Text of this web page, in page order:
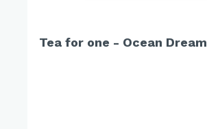
Tea for one - Ocean Dream